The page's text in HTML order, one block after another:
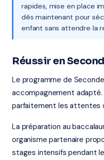
rapides, mise en place
dès maintenant pour
enfant sans attendre la
Réussir en
Le programme de
accompagnement
parfaitement les attentes
La préparation au
organisme partenaire
stages intensifs pendant